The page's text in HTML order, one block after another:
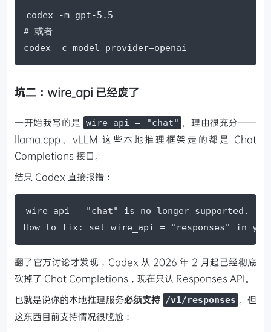
codex -m gpt-5.5
# 或者
codex -c model_provider=openai
坑二：wire_api 已经废了
一开始我写的是 wire_api = "chat" 。理由很充分——
llama.cpp、vLLM 这些本地推理框架走的都是 Chat
Completions 接口。
结果 Codex 直接报错：
wire_api = "chat" is no longer supported.
How to fix: set wire_api = "responses" in
翻了官方讨论才发现，Codex 从 2026 年 2 月起已经彻底
砍掉了 Chat Completions，现在只认 Responses API。
也就是说你的本地推理服务必须支持 /v1/responses 。但
这东西目前支持情况很尴尬：